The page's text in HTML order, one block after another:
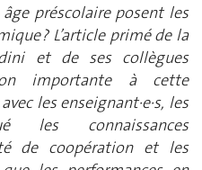
préscolaire posent les
? L’article primé de la
et de ses collègues
importante à cette
les enseignant·e·s, les
les connaissances
de coopération et les